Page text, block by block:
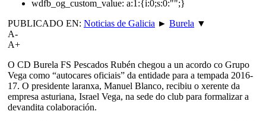
wdfb_og_custom_value: a:1:{i:0;s:0:"";}
PUBLICADO EN: Noticias de Galicia ► Burela ▼
A-
A+
O CD Burela FS Pescados Rubén chegou a un acordo co Grupo
Vega como “autocares oficiais” da entidade para a tempada 2016-
17. O presidente laranxa, Manuel Blanco, recibiu o xerente da
empresa asturiana, Israel Vega, na sede do club para formalizar a
devandita colaboración.